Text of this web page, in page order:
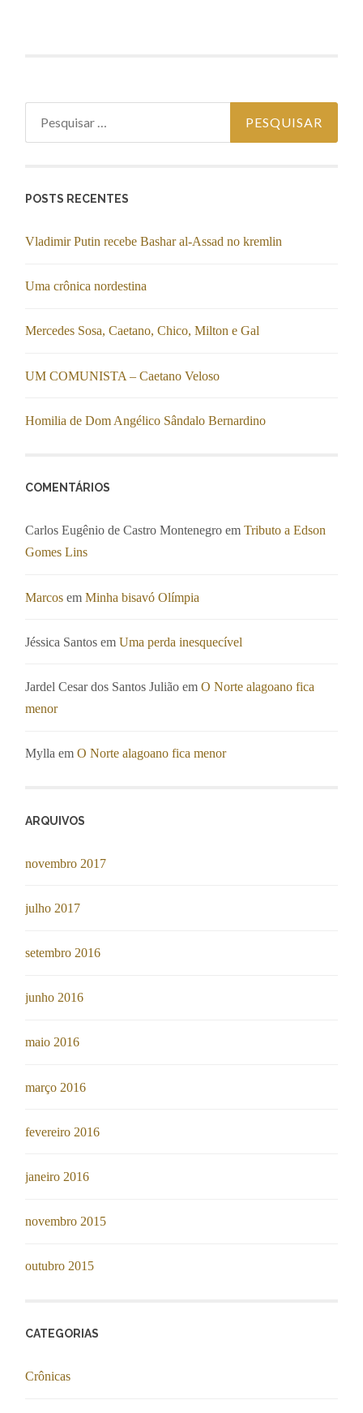
POSTS RECENTES
Vladimir Putin recebe Bashar al-Assad no kremlin
Uma crônica nordestina
Mercedes Sosa, Caetano, Chico, Milton e Gal
UM COMUNISTA – Caetano Veloso
Homilia de Dom Angélico Sândalo Bernardino
COMENTÁRIOS
Carlos Eugênio de Castro Montenegro emTributo a Edson
Gomes Lins
Marcos emMinha bisavó Olímpia
Jéssica Santos emUma perda inesquecível
Jardel Cesar dos Santos Julião emO Norte alagoano fica
menor
Mylla emO Norte alagoano fica menor
ARQUIVOS
novembro 2017
julho 2017
setembro 2016
junho 2016
maio 2016
março 2016
fevereiro 2016
janeiro 2016
novembro 2015
outubro 2015
CATEGORIAS
Crônicas